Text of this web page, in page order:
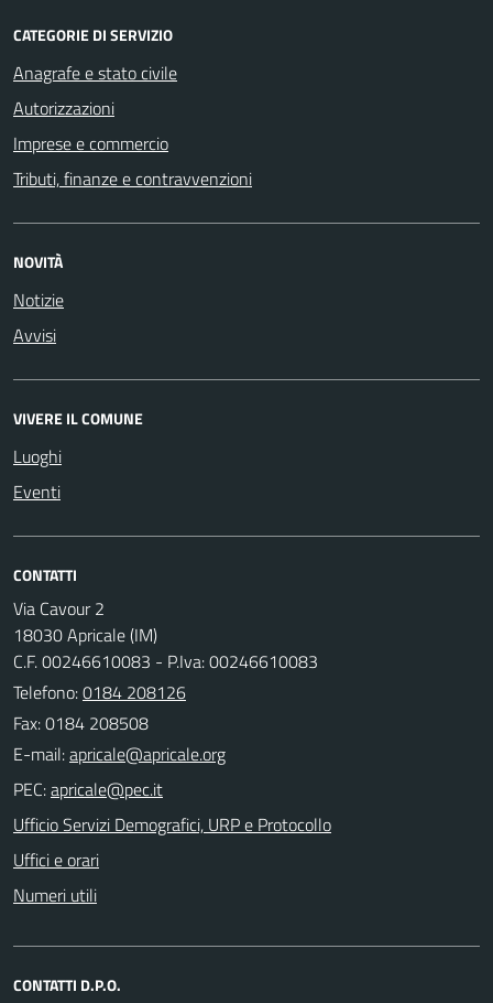
CATEGORIE DI SERVIZIO
Anagrafe e stato civile
Autorizzazioni
Imprese e commercio
Tributi, finanze e contravvenzioni
NOVITÀ
Notizie
Avvisi
VIVERE IL COMUNE
Luoghi
Eventi
CONTATTI
Via Cavour 2
18030 Apricale (IM)
C.F. 00246610083 - P.Iva: 00246610083
Telefono:0184 208126
Fax: 0184 208508
E-mail:
PEC:
Ufficio Servizi Demografici, URP e Protocollo
Uffici e orari
Numeri utili
CONTATTI D.P.O.